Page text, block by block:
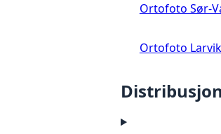
Ortofoto Sør-
Ortofoto